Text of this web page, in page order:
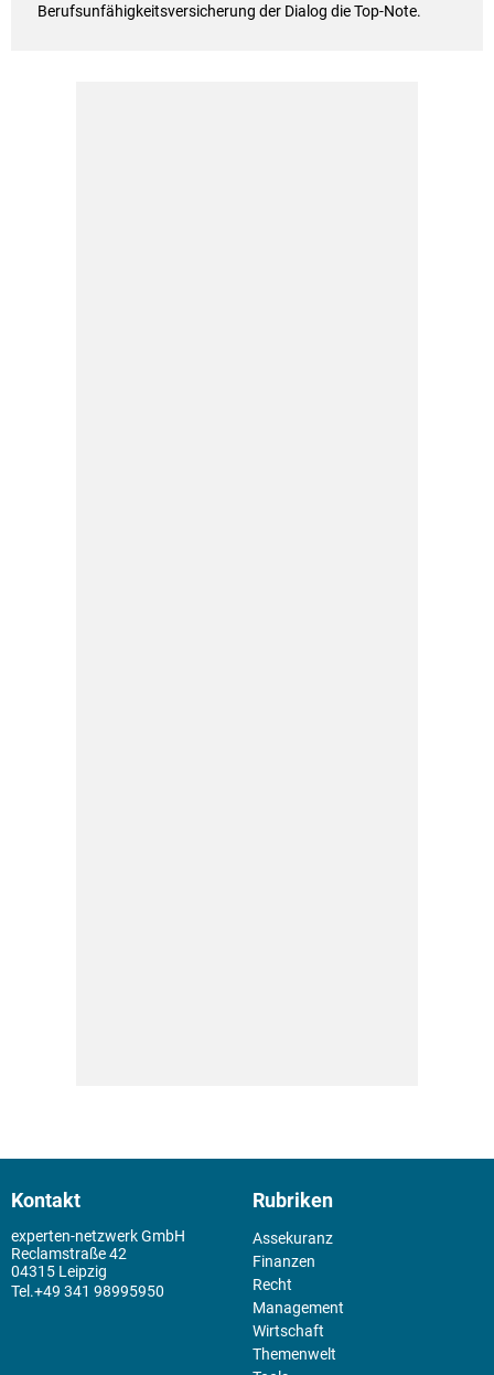
Berufsunfähigkeitsversicherung der Dialog die Top-Note.
Kontakt
experten-netzwerk GmbH
Reclamstraße 42
04315 Leipzig
+49 341 98995950
Rubriken
Assekuranz
Finanzen
Recht
Management
Wirtschaft
Themenwelt